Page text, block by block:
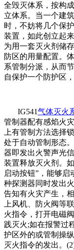
全毁灭体系，按构
立体系。当一个建
时，不妨将几个保
装置，如此创立起
为用一套灭火剂储
防区的用量配置。
系管制分派，从而
自保护一个防护区
IG541气体灭火
管制器配有感焰火
上有管制方法选择
处于自动管制形态
器即发出火警声光
装置释放灭火剂。
启动按钮”，能够
种探测器同时发出
告知有火灾产生，
上风机、防火阀等
火指令，打开电磁
践灭火;如在报警过
护区外的或管制操
灭火指令的发出。